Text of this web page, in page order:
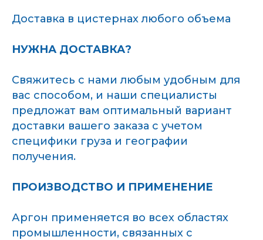
Доставка в цистернах любого объема
НУЖНА ДОСТАВКА?
Свяжитесь с нами любым удобным для
вас способом, и наши специалисты
предложат вам оптимальный вариант
доставки вашего заказа с учетом
специфики груза и географии
получения.
ПРОИЗВОДСТВО И ПРИМЕНЕНИЕ
Аргон применяется во всех областях
промышленности, связанных с